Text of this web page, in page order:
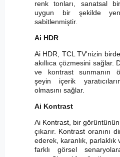
renk tonları, sanatsal
uygun bir şekilde
sabitlenmiştir.
Ai HDR
Ai HDR, TCL TV'nizin
akıllıca çözmesini sağlar.
ve kontrast sunmanın
şeyin içerik
olmasını sağlar.
Ai Kontrast
Ai Kontrast, bir
çıkarır. Kontrast oranını
ederek, karanlık, parlaklık
farklı görsel